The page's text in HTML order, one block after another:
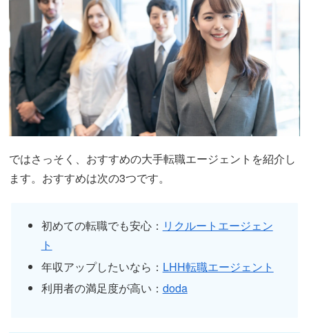
ではさっそく、おすすめの大手転職エージェントを紹介し
ます。おすすめは次の3つです。
初めての転職でも安心： リクルートエージェン
ト
年収アップしたいなら： LHH転職エージェント
利用者の満足度が高い： doda